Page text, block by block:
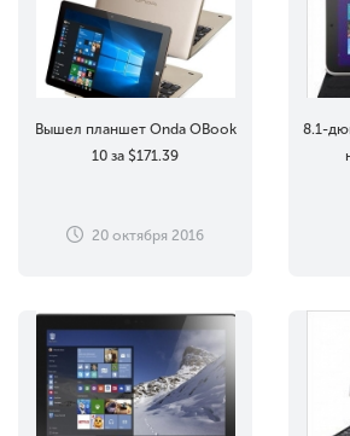
Вышел планшет Onda OBook
10 за $171.39
20 октября 2016
8.1-